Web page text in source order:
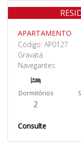
APARTAMENTO
Código: AP0127
Gravatá
Navegantes
Dormitórios
2
Consulte